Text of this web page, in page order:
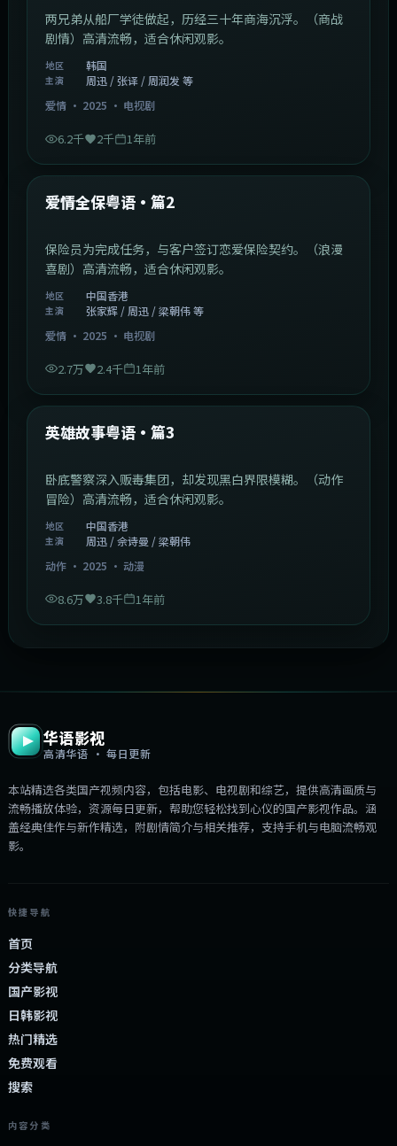
两兄弟从船厂学徒做起，历经三十年商海沉浮。（商战
剧情）高清流畅，适合休闲观影。
地区 韩国
主演
周迅 / 张译 / 周润发 等
爱情· 2025 · 电视剧
6.2千 2千 1年前
最新
爱情全保粤语·篇2
保险员为完成任务，与客户签订恋爱保险契约。（浪漫
喜剧）高清流畅，适合休闲观影。
地区 中国香港
主演
张家辉 / 周迅 / 梁朝伟 等
爱情· 2025 · 电视剧
2.7万 2.4千 1年前
最新
英雄故事粤语·篇3
卧底警察深入贩毒集团，却发现黑白界限模糊。（动作
冒险）高清流畅，适合休闲观影。
地区 中国香港
主演
周迅 / 佘诗曼 / 梁朝伟
动作· 2025 · 动漫
8.6万 3.8千 1年前
华语影视
高清华语 · 每日更新
本站精选各类国产视频内容，包括电影、电视剧和综艺，提供高清画质与
流畅播放体验，资源每日更新，帮助您轻松找到心仪的国产影视作品。涵
盖经典佳作与新作精选，附剧情简介与相关推荐，支持手机与电脑流畅观
影。
快捷导航
首页
分类导航
国产影视
日韩影视
热门精选
免费观看
搜索
内容分类